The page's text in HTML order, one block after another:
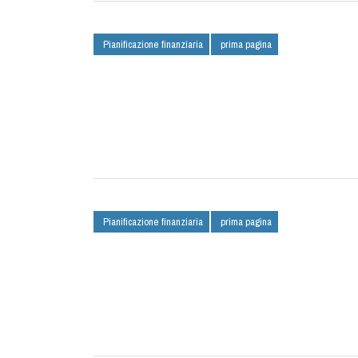
Pianificazione finanziaria prima pagina
Pianificazione finanziaria prima pagina